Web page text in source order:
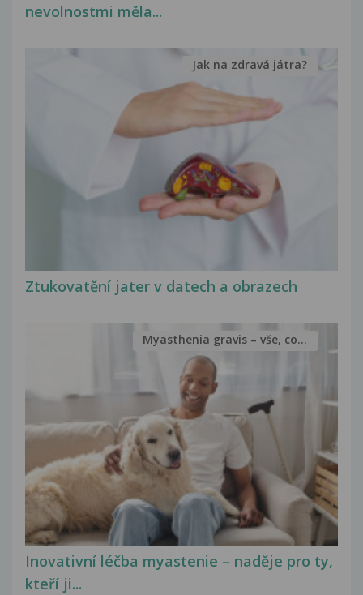
nevolnostmi měla...
Ztukovatění jater v datech a obrazech
Jak na zdravá játra?
Inovativní léčba myastenie – naděje pro ty,
kteří ji...
Myasthenia gravis – vše, co...